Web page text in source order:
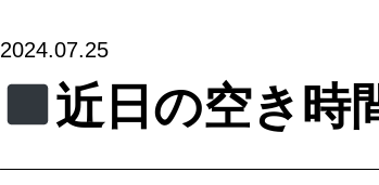
2024.07.25
近日の空き時